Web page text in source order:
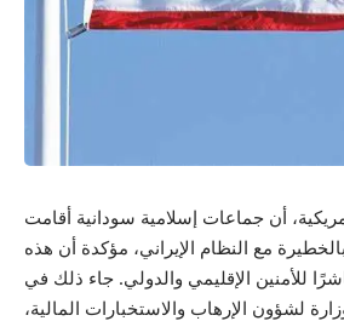
أن جماعات إسلامية سودانية أقامت
مع النظام الإيراني، مؤكدة أن هذه
للأمنين الإقليمي والدولي. جاء ذلك في
لشؤون الإرهاب والاستخبارات المالية،